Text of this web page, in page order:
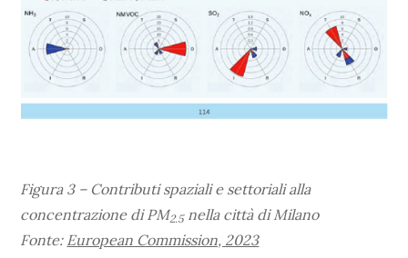
Figura 3 – Contributi spaziali e settoriali alla
concentrazione di PM2.5nella città di Milano
Fonte: European Commission, 2023